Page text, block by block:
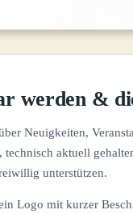
werden &
Neuigkeiten,
technisch aktuell
unterstützen.
Logo mit kurzer